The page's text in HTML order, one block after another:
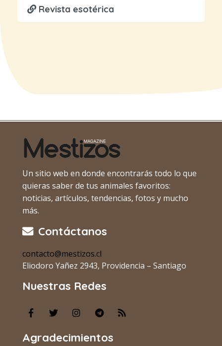
Revista esotérica
Un sitio web en donde encontrarás todo lo que
quieras saber de tus animales favoritos:
noticias, artículos, tendencias, fotos y mucho
más.
Contáctanos
contacto@mestizos.cl
Eliodoro Yañez 2943, Providencia – Santiago
Nuestras Redes
Agradecimientos